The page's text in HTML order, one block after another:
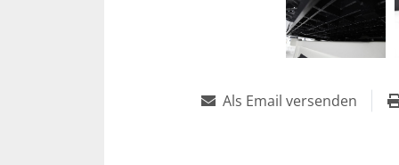
Als Email versenden